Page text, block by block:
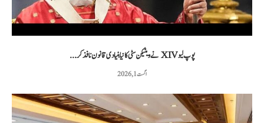
پوپ لیو XIV نے ویٹیکن سٹی کا نیا بنیادی قانون نافذ کر...
اگست 1, 2026